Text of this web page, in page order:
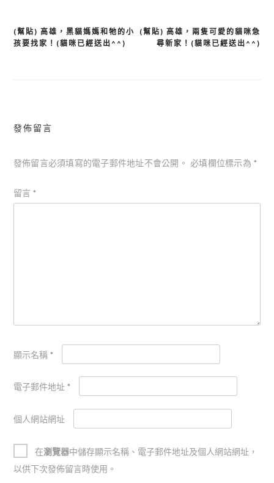
文
(幫貼) 高雄，兩隻可愛的貓咪急
尋新家！(貓咪已經送出^^)
(幫貼) 高雄，黑貓媽媽和牠的小
孩要找家！(貓咪已經送出^^)
發佈留言
發佈留言必須填寫的電子郵件地址不會公開。 必填欄位標示為*
留言 *
顯示名稱 *
電子郵件地址 *
個人網站網址
在瀏覽器中儲存顯示名稱、電子郵件地址及個人網站網址，
以供下次發佈留言時使用。